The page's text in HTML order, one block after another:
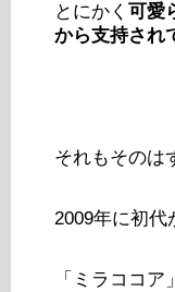
とにかく 可愛
から支持され
それもそのは
2009年に初代
「ミラココ